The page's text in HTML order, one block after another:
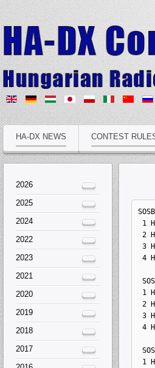
HA-DX NEWS CONTEST
1
2
3
4
1
2
3
4
1
2026
2025
2024
2022
2023
2021
2020
2019
2018
2017